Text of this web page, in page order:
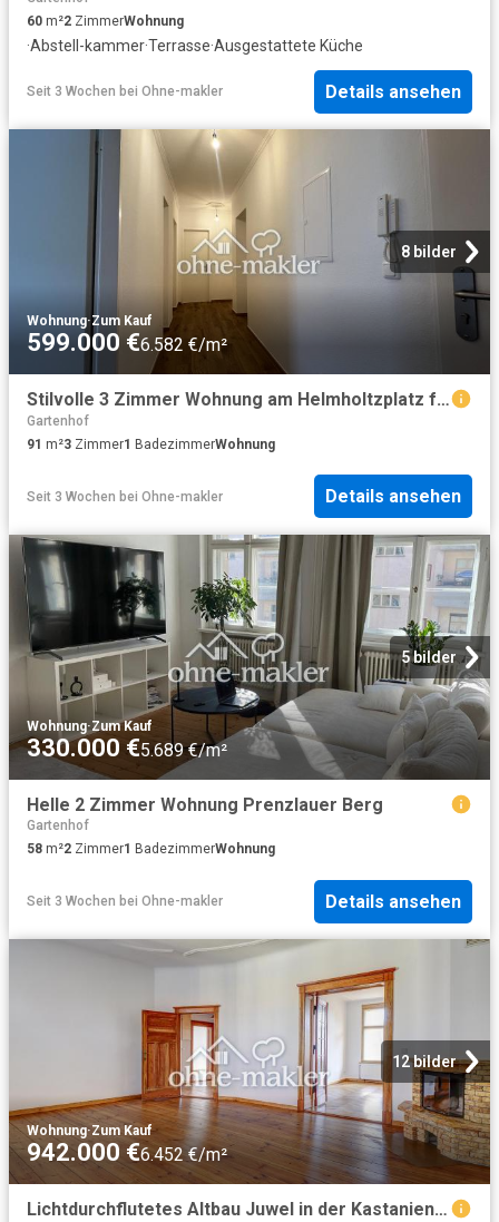
60 m²2 ZimmerWohnung
·Abstell-kammer·Terrasse·Ausgestattete Küche
Seit 3 Wochen bei Ohne-makler Details ansehen
8 bilder
Wohnung·Zum Kauf
599.000 €6.582 €/m²
Stilvolle 3 Zimmer Wohnung am Helmholtzplatz frisch renoviert und bezugsfertig
Gartenhof
91 m²3 Zimmer1 BadezimmerWohnung
Seit 3 Wochen bei Ohne-makler Details ansehen
5 bilder
Wohnung·Zum Kauf
330.000 €5.689 €/m²
Helle 2 Zimmer Wohnung Prenzlauer Berg
Gartenhof
58 m²2 Zimmer1 BadezimmerWohnung
Seit 3 Wochen bei Ohne-makler Details ansehen
12 bilder
Wohnung·Zum Kauf
942.000 €6.452 €/m²
Lichtdurchflutetes Altbau Juwel in der Kastanienallee